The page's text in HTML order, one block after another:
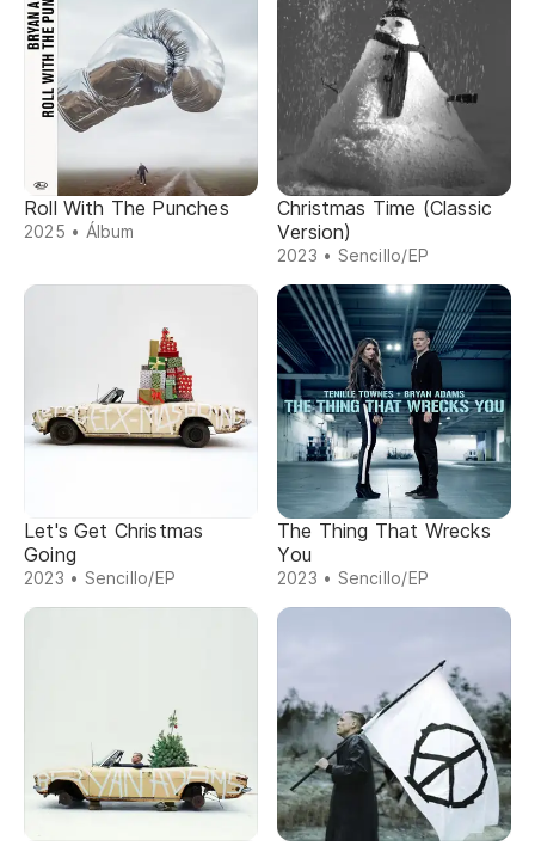
Roll With The Punches
2025 • Álbum
Christmas Time (Classic
Version)
2023 • Sencillo/EP
Let's Get Christmas
Going
2023 • Sencillo/EP
The Thing That Wrecks
You
2023 • Sencillo/EP